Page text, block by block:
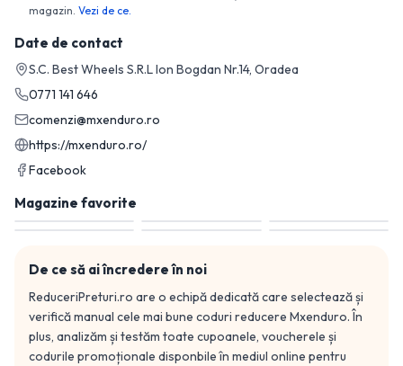
magazin. Vezi de ce.
Date de contact
S.C. Best Wheels S.R.L Ion Bogdan Nr.14, Oradea
0771 141 646
comenzi@mxenduro.ro
https://mxenduro.ro/
Facebook
Magazine favorite
De ce să ai încredere în noi
ReduceriPreturi.ro are o echipă dedicată care selectează și
verifică manual cele mai bune coduri reducere Mxenduro. În
plus, analizăm și testăm toate cupoanele, voucherele și
codurile promoționale disponbile în mediul online pentru